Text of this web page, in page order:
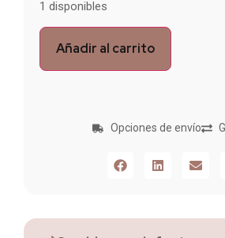
1 disponibles
Añadir al carrito
Opciones de envío